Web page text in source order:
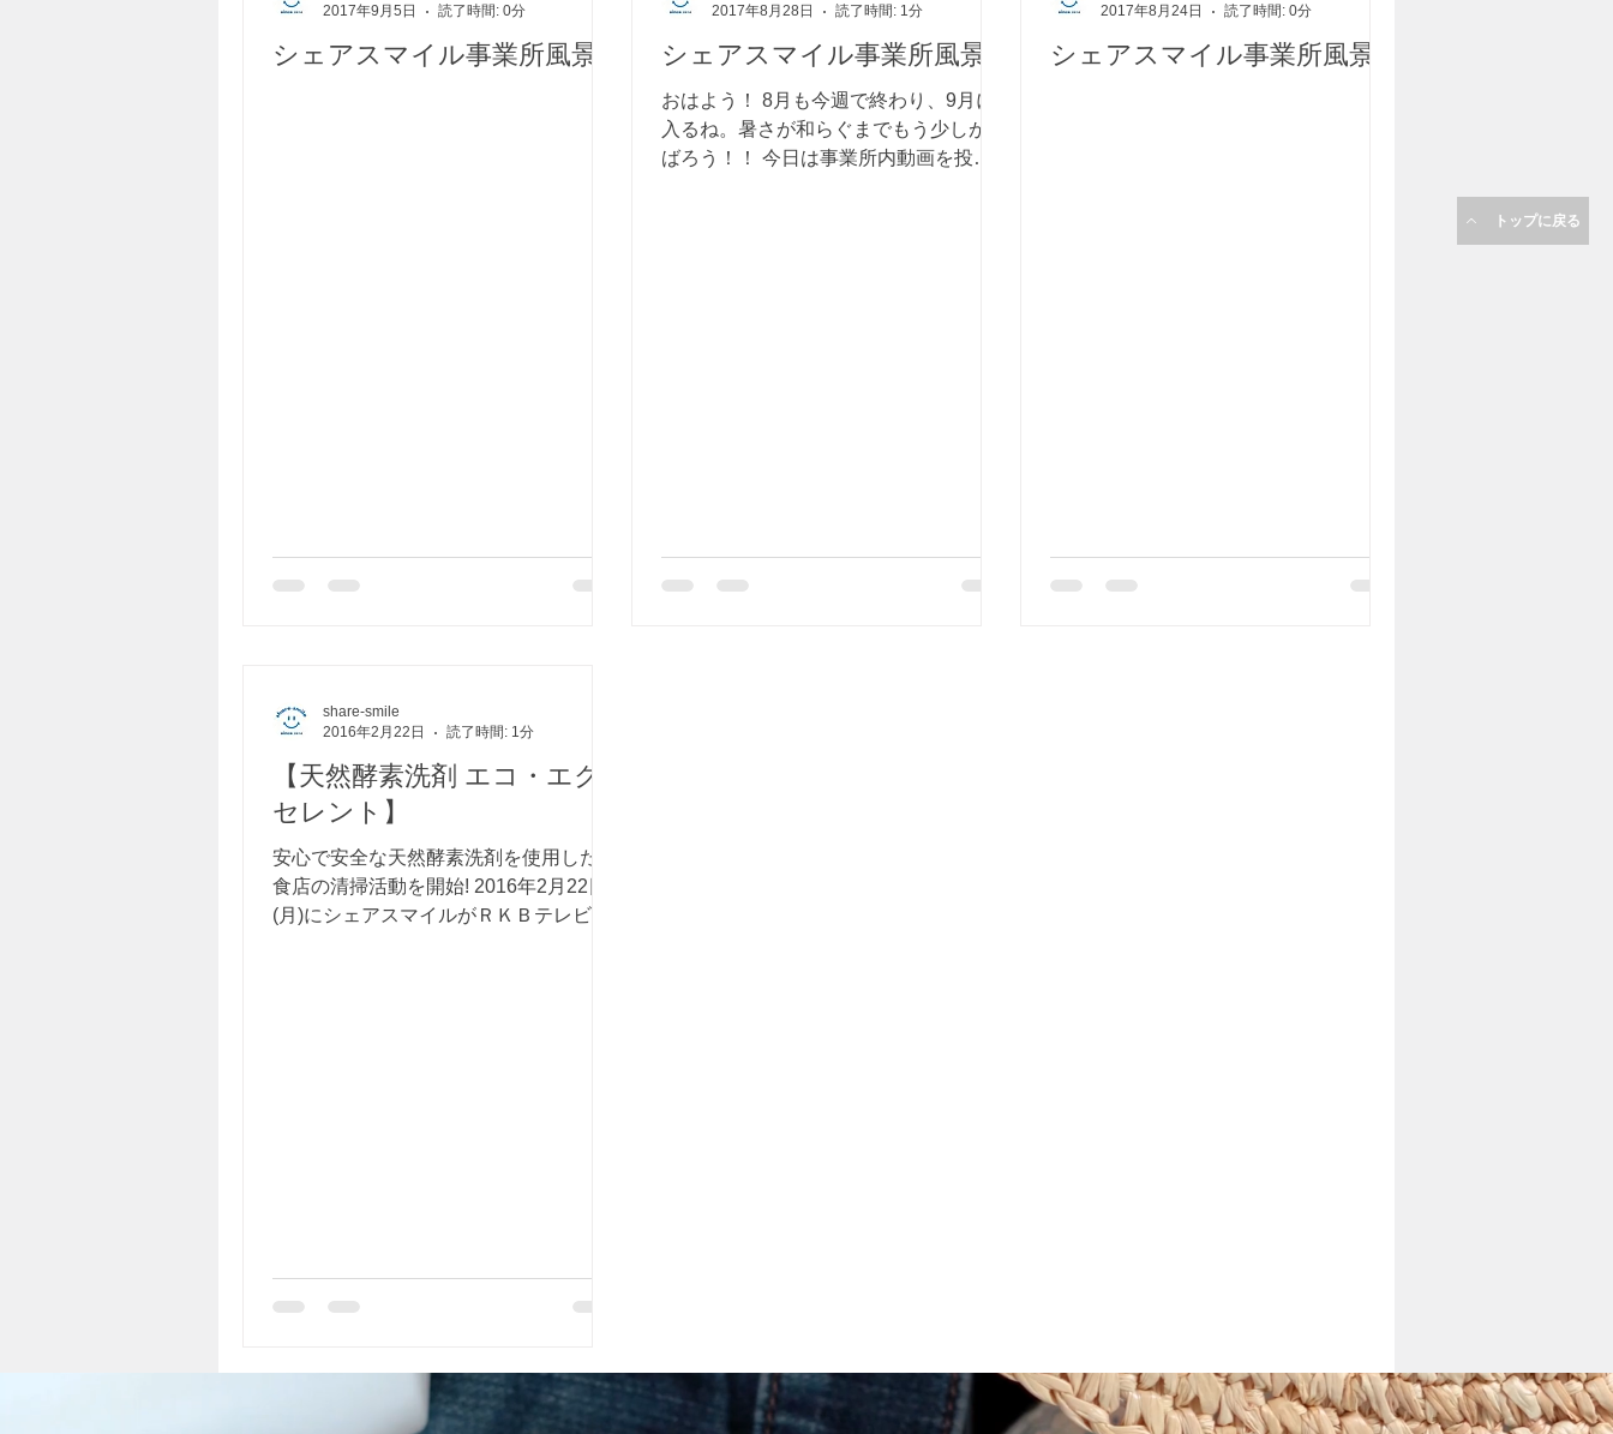
トップに戻る
シェアスマイル事業所風景
2017年9月5日
読了時間: 0分
シェアスマイル事業所風景
おはよう！ 8月も今週で終わり、9月に
入るね。暑さが和らぐまでもう少しがん
ばろう！！ 今日は事業所内動画を投稿
2017年8月28日
読了時間: 1分
シェアスマイル事業所風景
2017年8月24日
読了時間: 0分
【天然酵素洗剤 エコ・エク
セレント】
安心で安全な天然酵素洗剤を使用した飲
食店の清掃活動を開始! 2016年2月22日
(月)にシェアスマイルがＲＫＢテレビで
share-smile
2016年2月22日
読了時間: 1分